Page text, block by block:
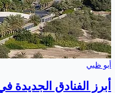
أبو ظبي
أبرز الفنادق الجديدة